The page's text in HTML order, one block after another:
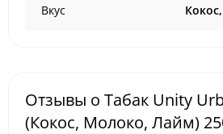
Вкус
Отзывы о Табак Unity
(Кокос, Молоко, Лайм)